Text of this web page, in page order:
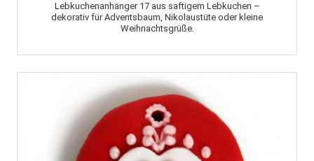
Lebkuchenanhänger 17 aus saftigem Lebkuchen –
dekorativ für Adventsbaum, Nikolaustüte oder kleine
Weihnachtsgrüße.